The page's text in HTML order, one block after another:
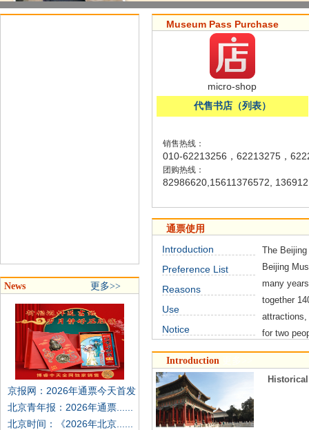
News 更多>>
京报网：2026年通票今天首发
北京青年报：2026年通票......
北京时间：《2026年北京......
Museum Pass Purchase
micro-shop
代售书店（列表）
销售热线：
010-62213256，62213275，
团购热线：
82986620,15611376572,
通票使用
Introduction
Preference List
Reasons
Use
Notice
The
Beijing
many
together
for two
Introduction